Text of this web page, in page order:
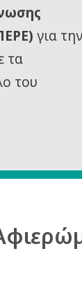
για την
τα
του